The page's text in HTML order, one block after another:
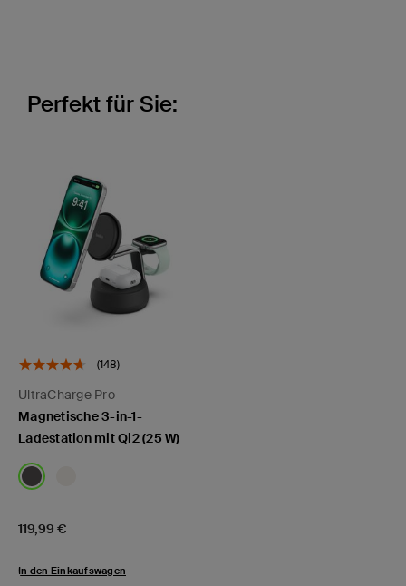
Perfekt für Sie:
(148)
UltraCharge Pro
Magnetische 3-in-1-
Ladestation mit Qi2 (25 W)
Price:
119,99 €
In den Einkaufswagen